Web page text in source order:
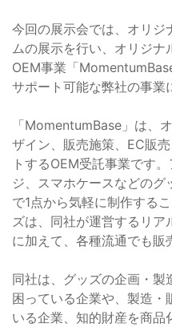
今回の展示会では、オリジ
ムの展示を行い、オリジ
OEM事業「
サポート可能な弊社の事業
「MomentumBase」は、
ザイン、販売施策、EC販
トするOEM受託事業です
ジ、スマホケースなどの
で1点から気軽に制作する
ズは、同社が運営するリ
に加えて、各種流通でも販
同社は、グッズの企画・製
困っている企業や、製造・
いる企業、知的財産を商品